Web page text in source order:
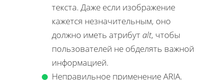
текста. Даже если изображение
кажется незначительным, оно
должно иметь атрибут alt, чтобы
пользователей не обделять важной
информацией.
Неправильное применение ARIA.